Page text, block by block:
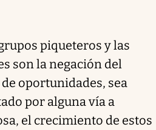
piqueteros y las
son la negación del
oportunidades, sea
por alguna vía a
el crecimiento de estos